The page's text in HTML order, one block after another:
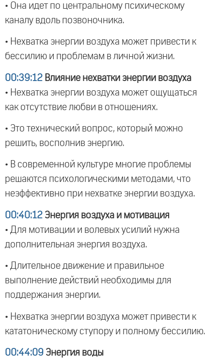
• Она идет по центральному психическому
каналу вдоль позвоночника.
• Нехватка энергии воздуха может привести к
бессилию и проблемам в личной жизни.
00:39:12 Влияние нехватки энергии воздуха
• Нехватка энергии воздуха может ощущаться
как отсутствие любви в отношениях.
• Это технический вопрос, который можно
решить, восполнив энергию.
• В современной культуре многие проблемы
решаются психологическими методами, что
неэффективно при нехватке энергии воздуха.
00:40:12 Энергия воздуха и мотивация
• Для мотивации и волевых усилий нужна
дополнительная энергия воздуха.
• Длительное движение и правильное
выполнение действий необходимы для
поддержания энергии.
• Нехватка энергии воздуха может привести к
кататоническому ступору и полному бессилию.
00:44:09 Энергия воды